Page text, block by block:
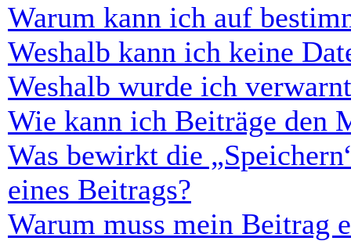
Warum kann ich auf
Weshalb kann ich keine
Weshalb wurde ich
Wie kann ich Beiträge den
Was bewirkt die
eines Beitrags?
Warum muss mein Beitrag